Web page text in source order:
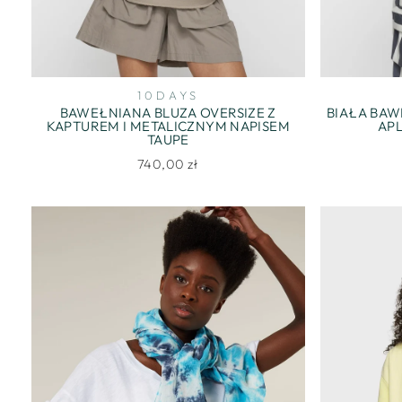
10DAYS
BAWEŁNIANA BLUZA OVERSIZE Z
KAPTUREM I METALICZNYM NAPISEM
TAUPE
740,00 zł
BIAŁA